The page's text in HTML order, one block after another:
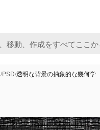
/PSD/透明な背景の抽象的な幾何学